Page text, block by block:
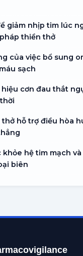
giảm nhịp tim lúc
thiền thở
của việc bổ sung
sạch
hiệu cơn đau thắt
hỗ trợ điều hòa
khỏe hệ tim mạch
biên